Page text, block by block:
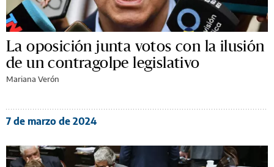
La oposición junta votos con la ilusión
de un contragolpe legislativo
Mariana Verón
7 de marzo de 2024